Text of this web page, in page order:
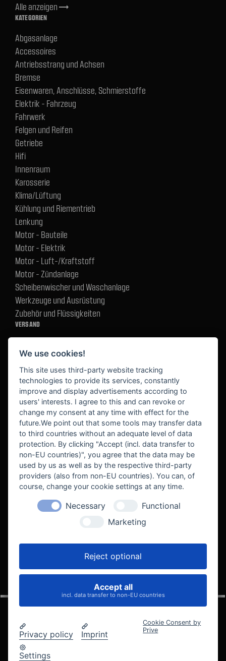
Alle anzeigentrending_flat
KATEGORIEN
Abgasanlage
Accessoires
Antriebsstrang und Achsen
Bremse
Eisenwaren, Anschlüsse, Schmierstoffe
Elektrik - Fahrzeug
Fahrwerk
Felgen und Reifen
Getriebe
Hifi
Innenraum
Karosserie
Klima/Lüftung
Kühlung und Riementrieb
Lenkung
Motor - Bauteile
Motor - Elektrik
Motor - Luft-/Kraftstoff
Motor - Zündanlage
Scheibenwischer und Waschanlage
Werkzeuge und Ausrüstung
Zubehör und Flüssigkeiten
VERSAND
BEKANNT AUS
VELOCITY AUTOMOTIVE
© 2005 - 2026 Velocity Automotive
We use cookies!
This site uses third-party website tracking
technologies to provide its services, constantly
improve and display advertisements according to
users' interests. I agree to this and can revoke or
change my consent at any time with effect for the
future.We point out that some tools may transfer data
to third countries without an adequate level of data
protection. By clicking "Accept (incl. data transfer to
non-EU countries)", you agree that the data may be
used by us as well as by the respective third-party
providers (also from non-EU countries). You can, of
course, change your cookie settings at any time.
Necessary
Functional
Marketing
Reject optional
Accept all
incl. data transfer to non-EU countries
Privacy policy Imprint
Settings
Cookie Consent by
Prive